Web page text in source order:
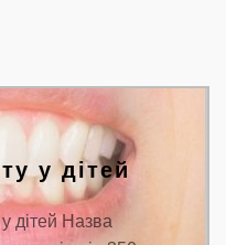
у дітей
у дітей Назва